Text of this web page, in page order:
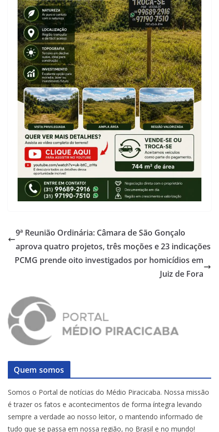
9ª Reunião Ordinária: Câmara de São Gonçalo
aprova quatro projetos, três moções e 23 indicações
PCMG prende oito investigados por homicídios em
Juiz de Fora
Quem somos
Somos o Portal de notícias do Médio Piracicaba. Nossa missão
é trazer os fatos e acontecimentos de forma íntegra levando
sempre a verdade ao nosso leitor, o mantendo informado de
tudo que se passa em nossa região, no Brasil e no mundo!